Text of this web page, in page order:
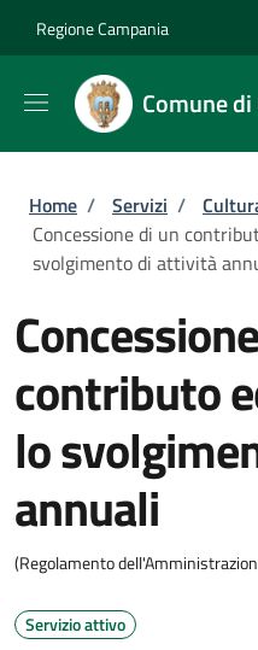
Regione Campania
Comune
Briciole di
Home / Servizi /
Concessione di un
svolgimento di attività
contributo
lo
annuali
(Regolamento
Servizio attivo